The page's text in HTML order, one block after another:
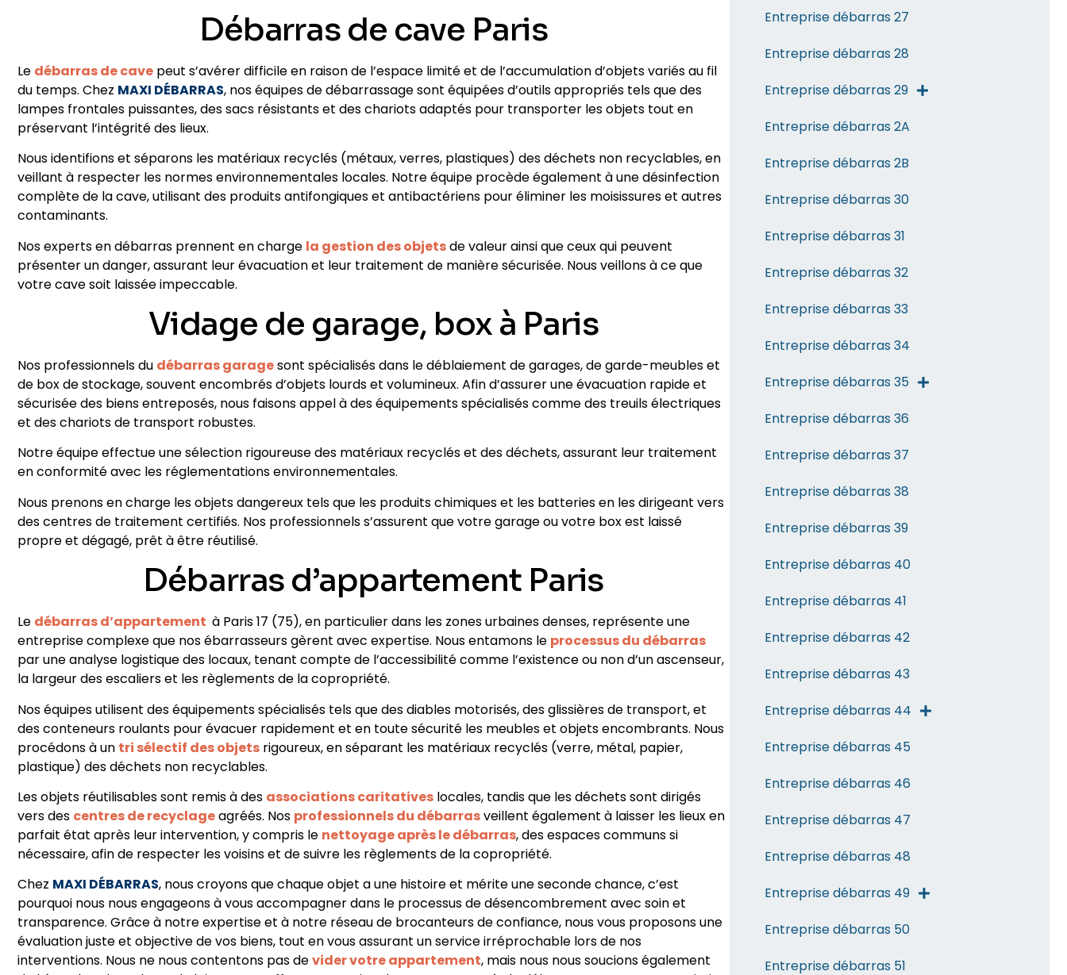
Débarras de cave Paris
Le débarras de cave peut s’avérer difficile en raison de l’espace limité et de l’accumulation d’objets variés au fil
du temps. Chez MAXI DÉBARRAS, nos équipes de débarrassage sont équipées d’outils appropriés tels que des
lampes frontales puissantes, des sacs résistants et des chariots adaptés pour transporter les objets tout en
préservant l’intégrité des lieux.
Nous identifions et séparons les matériaux recyclés (métaux, verres, plastiques) des déchets non recyclables, en
veillant à respecter les normes environnementales locales. Notre équipe procède également à une désinfection
complète de la cave, utilisant des produits antifongiques et antibactériens pour éliminer les moisissures et autres
contaminants.
Nos experts en débarras prennent en charge la gestion des objetsde valeur ainsi que ceux qui peuvent
présenter un danger, assurant leur évacuation et leur traitement de manière sécurisée. Nous veillons à ce que
votre cave soit laissée impeccable.
Vidage de garage, box à Paris
Nos professionnels du débarras garagesont spécialisés dans le déblaiement de garages, de garde-meubles et
de box de stockage, souvent encombrés d’objets lourds et volumineux. Afin d’assurer une évacuation rapide et
sécurisée des biens entreposés, nous faisons appel à des équipements spécialisés comme des treuils électriques
et des chariots de transport robustes.
Notre équipe effectue une sélection rigoureuse des matériaux recyclés et des déchets, assurant leur traitement
en conformité avec les réglementations environnementales.
Nous prenons en charge les objets dangereux tels que les produits chimiques et les batteries en les dirigeant vers
des centres de traitement certifiés. Nos professionnels s’assurent que votre garage ou votre box est laissé
propre et dégagé, prêt à être réutilisé.
Débarras d’appartement Paris
Le débarras d’appartement à Paris 17 (75), en particulier dans les zones urbaines denses, représente une
entreprise complexe que nos ébarrasseurs gèrent avec expertise. Nous entamons le processus du débarras
par une analyse logistique des locaux, tenant compte de l’accessibilité comme l’existence ou non d’un ascenseur,
la largeur des escaliers et les règlements de la copropriété.
Nos équipes utilisent des équipements spécialisés tels que des diables motorisés, des glissières de transport, et
des conteneurs roulants pour évacuer rapidement et en toute sécurité les meubles et objets encombrants. Nous
procédons à un tri sélectif des objets rigoureux, en séparant les matériaux recyclés (verre, métal, papier,
plastique) des déchets non recyclables.
Les objets réutilisables sont remis à des associations caritatives locales, tandis que les déchets sont dirigés
vers des centres de recyclageagréés. Nos professionnels du débarrasveillent également à laisser les lieux en
parfait état après leur intervention, y compris le nettoyage après le débarras, des espaces communs si
nécessaire, afin de respecter les voisins et de suivre les règlements de la copropriété.
Chez MAXI DÉBARRAS, nous croyons que chaque objet a une histoire et mérite une seconde chance, c’est
pourquoi nous nous engageons à vous accompagner dans le processus de désencombrement avec soin et
transparence. Grâce à notre expertise et à notre réseau de brocanteurs de confiance, nous vous proposons une
évaluation juste et objective de vos biens, tout en vous assurant un service irréprochable lors de nos
interventions. Nous ne nous contentons pas devider votre appartement, mais nous nous soucions également
Entreprise débarras 27
Entreprise débarras 28
Entreprise débarras 29
Entreprise débarras 2A
Entreprise débarras 2B
Entreprise débarras 30
Entreprise débarras 31
Entreprise débarras 32
Entreprise débarras 33
Entreprise débarras 34
Entreprise débarras 35
Entreprise débarras 36
Entreprise débarras 37
Entreprise débarras 38
Entreprise débarras 39
Entreprise débarras 40
Entreprise débarras 41
Entreprise débarras 42
Entreprise débarras 43
Entreprise débarras 44
Entreprise débarras 45
Entreprise débarras 46
Entreprise débarras 47
Entreprise débarras 48
Entreprise débarras 49
Entreprise débarras 50
Entreprise débarras 51